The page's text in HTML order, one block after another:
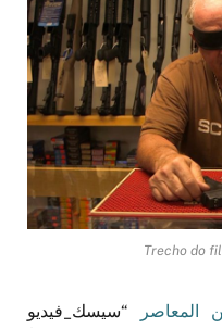
Trecho do
المعاصر
“سيسك_فيديو